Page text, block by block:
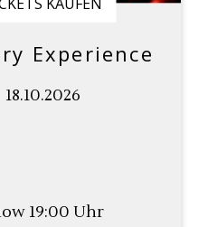
Experience
18.10.2026
19:00 Uhr